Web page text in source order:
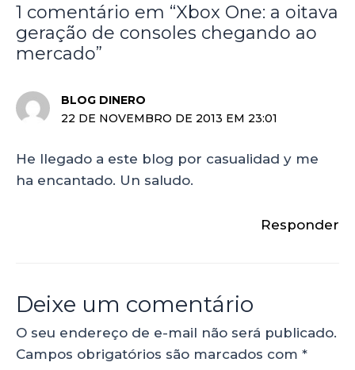
1 comentário em “Xbox One: a oitava
geração de consoles chegando ao
mercado”
BLOG DINERO
22 DE NOVEMBRO DE 2013 EM 23:01
He llegado a este blog por casualidad y me
ha encantado. Un saludo.
Responder
Deixe um comentário
O seu endereço de e-mail não será publicado.
Campos obrigatórios são marcados com *